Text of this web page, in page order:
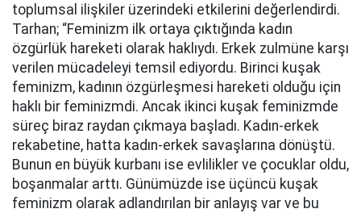
toplumsal ilişkiler üzerindeki etkilerini değerlendirdi.
Tarhan; “Feminizm ilk ortaya çıktığında kadın
özgürlük hareketi olarak haklıydı. Erkek zulmüne karşı
verilen mücadeleyi temsil ediyordu. Birinci kuşak
feminizm, kadının özgürleşmesi hareketi olduğu için
haklı bir feminizmdi. Ancak ikinci kuşak feminizmde
süreç biraz raydan çıkmaya başladı. Kadın-erkek
rekabetine, hatta kadın-erkek savaşlarına dönüştü.
Bunun en büyük kurbanı ise evlilikler ve çocuklar oldu,
boşanmalar arttı. Günümüzde ise üçüncü kuşak
feminizm olarak adlandırılan bir anlayış var ve bu